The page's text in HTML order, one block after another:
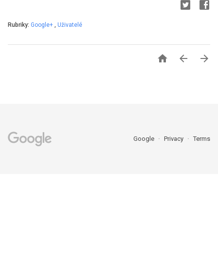
Rubriky: Google+ , Uživatelé
  
Google Privacy Terms